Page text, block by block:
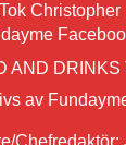
Christopher
AND DRINKS
av